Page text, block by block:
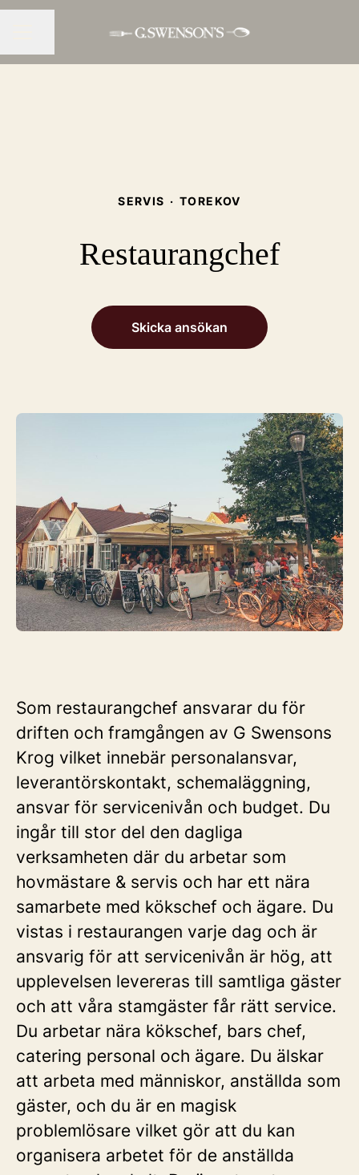
SERVIS · TOREKOV
Restaurangchef
Skicka ansökan
Som restaurangchef ansvarar du för
driften och framgången av G Swensons
Krog vilket innebär personalansvar,
leverantörskontakt, schemaläggning,
ansvar för servicenivån och budget. Du
ingår till stor del den dagliga
verksamheten där du arbetar som
hovmästare & servis och har ett nära
samarbete med kökschef och ägare. Du
vistas i restaurangen varje dag och är
ansvarig för att servicenivån är hög, att
upplevelsen levereras till samtliga gäster
och att våra stamgäster får rätt service.
Du arbetar nära kökschef, bars chef,
catering personal och ägare. Du älskar
att arbeta med människor, anställda som
gäster, och du är en magisk
problemlösare vilket gör att du kan
organisera arbetet för de anställda